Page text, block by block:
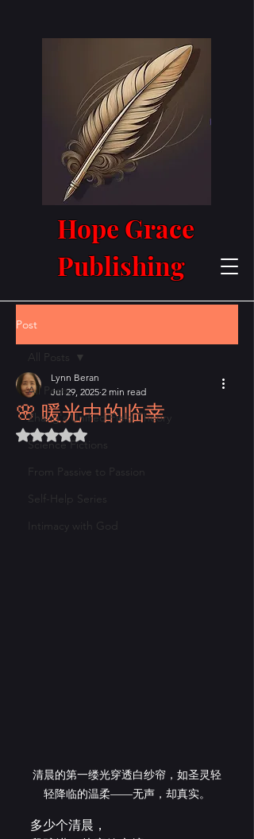
Hope Grace
Publishing
Post
All Posts
Zhang's Unified Field Theory
Science Fictions
From Passive to Passion
Self-Help Series
Intimacy with God
All Posts
🌸 暖光中的临幸
Lynn Beran
Jul 29, 2025 2 min read
Rated NaN out of 5 stars.
清晨的第一缕光穿透白纱帘，如圣灵轻
轻降临的温柔——无声，却真实。
多少个清晨，